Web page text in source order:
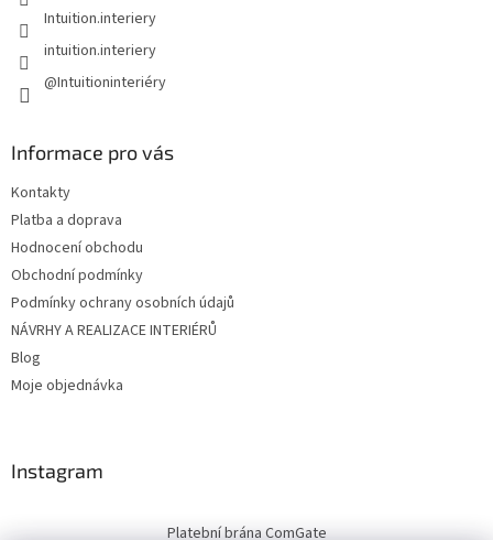
Intuition.interiery
intuition.interiery
@Intuitioninteriéry
Informace pro vás
Kontakty
Platba a doprava
Hodnocení obchodu
Obchodní podmínky
Podmínky ochrany osobních údajů
NÁVRHY A REALIZACE INTERIÉRŮ
Blog
Moje objednávka
Instagram
Platební brána ComGate